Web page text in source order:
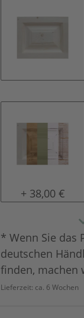
natur
Konfigurator
+ 38,00 €
* Wenn Sie das
deutschen
finden, machen
Lieferzeit: ca. 6 Wochen